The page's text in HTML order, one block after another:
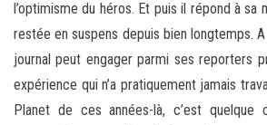
l’optimisme du héros. Et puis il répond à sa
restée en suspens depuis bien longtemps.
journal peut engager parmi ses reporters
expérience qui n’a pratiquement jamais
Planet de ces années-là, c’est quelque